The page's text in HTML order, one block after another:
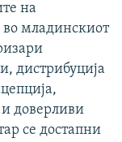
на
во младинскиот
дистрибуција
доверливи
се достапни